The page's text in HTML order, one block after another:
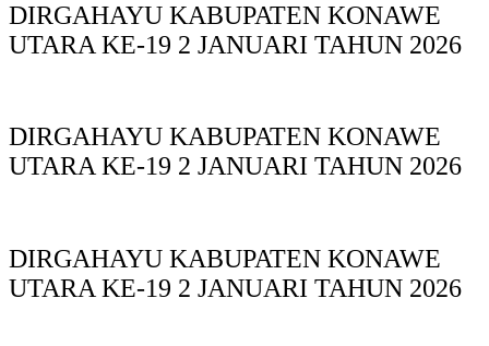
DIRGAHAYU KABUPATEN KONAWE
UTARA KE-19 2 JANUARI TAHUN 2026
DIRGAHAYU KABUPATEN KONAWE
UTARA KE-19 2 JANUARI TAHUN 2026
DIRGAHAYU KABUPATEN KONAWE
UTARA KE-19 2 JANUARI TAHUN 2026